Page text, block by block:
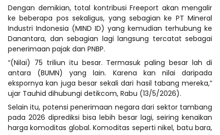
Dengan demikian, total kontribusi Freeport akan mengalir
ke beberapa pos sekaligus, yang sebagian ke PT Mineral
Industri Indonesia (MIND ID) yang kemudian terhubung ke
Danantara, dan sebagian lagi langsung tercatat sebagai
penerimaan pajak dan PNBP.
“(Nilai) 75 triliun itu besar. Termasuk paling besar lah di
antara (BUMN) yang lain. Karena kan nilai daripada
ekspornya kan juga besar sekali dari hasil tabang mereka,”
ujar Tauhid dihubungi detikcom, Rabu (13/5/2026).
Selain itu, potensi penerimaan negara dari sektor tambang
pada 2026 diprediksi bisa lebih besar lagi, seiring kenaikan
harga komoditas global. Komoditas seperti nikel, batu bara,